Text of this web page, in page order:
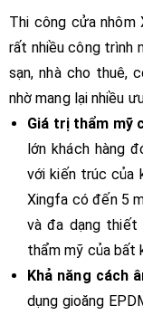
Thi công cửa
rất nhiều công trình
sạn, nhà cho thuê,
nhờ mang lại nhiều
Giá trị thẩm mỹ
lớn khách hàng
với kiến trúc của
Xingfa có đến 5
và đa dạng thiết
thẩm mỹ của bất
Khả năng cách
dụng gioăng